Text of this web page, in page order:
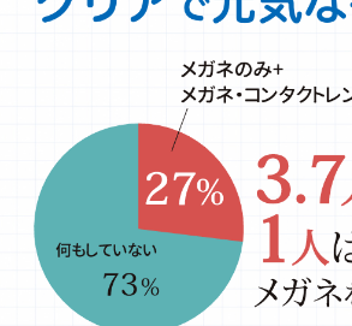
ログイン / 新規会員登録
商品を探す
サプリメント・食品
∟ 美容サプリメント
お得にお買い物
おトクなロート定期便
読みもの